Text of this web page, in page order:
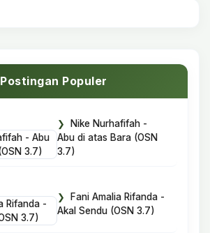
Postingan Populer
Nike Nurhafifah -
Abu di atas Bara (OSN
3.7)
Fani Amalia Rifanda -
Akal Sendu (OSN 3.7)